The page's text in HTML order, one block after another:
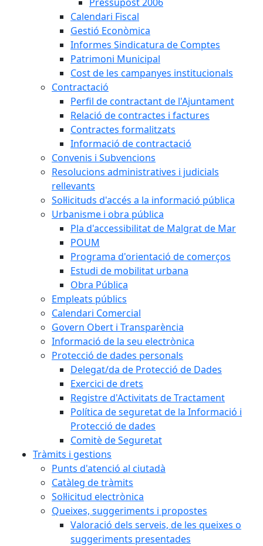
Calendari Fiscal
Gestió Econòmica
Informes Sindicatura de Comptes
Patrimoni Municipal
Cost de les campanyes institucionals
Contractació
Perfil de contractant de l'Ajuntament
Relació de contractes i factures
Contractes formalitzats
Informació de contractació
Convenis i Subvencions
Resolucions administratives i judicials
rellevants
Sol·licituds d'accés a la informació pública
Urbanisme i obra pública
Pla d'accessibilitat de Malgrat de Mar
POUM
Programa d'orientació de comerços
Estudi de mobilitat urbana
Obra Pública
Empleats públics
Calendari Comercial
Govern Obert i Transparència
Informació de la seu electrònica
Protecció de dades personals
Delegat/da de Protecció de Dades
Exercici de drets
Registre d'Activitats de Tractament
Política de seguretat de la Informació i
Protecció de dades
Comitè de Seguretat
Tràmits i gestions
Punts d'atenció al ciutadà
Catàleg de tràmits
Sol·licitud electrònica
Queixes, suggeriments i propostes
Valoració dels serveis, de les queixes o
suggeriments presentades